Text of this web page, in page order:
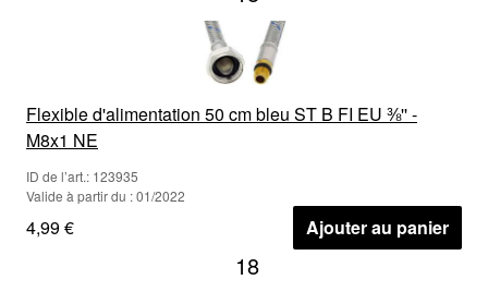
Flexible d'alimentation 50 cm bleu ST B FI EU ⅜'' -
M8x1 NE
ID de l’art.: 123935
Valide à partir du : 01/2022
4,99 € Ajouter au panier
18